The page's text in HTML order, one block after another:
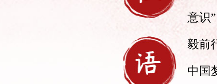
意识
毅前
中国